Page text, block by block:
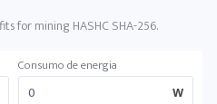
for mining HASHC SHA-256.
Consumo de energia
W